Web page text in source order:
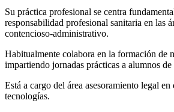
Su práctica profesional se centra
responsabilidad profesional sanitaria en las
contencioso-administrativo.
Habitualmente colabora en la formación de
impartiendo jornadas prácticas a alumnos de
Está a cargo del área asesoramiento legal
tecnologías.